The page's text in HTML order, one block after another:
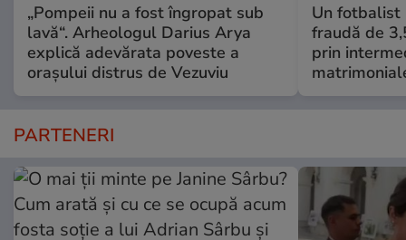
„Pompeii nu a fost îngropat sub
lavă“. Arheologul Darius Arya
explică adevărata poveste a
orașului distrus de Vezuviu
Un fotbalist
fraudă de
prin
PARTENERI